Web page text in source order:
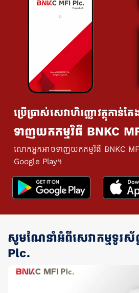
ប្រើប្រាស់សេវាហិរញ្ញាវត្ថុកាន់
ទាញយកកម្មវិធី BNKC
លោកអ្នកអាចទាញយកកម្មវិធី BNKC
Google Play។
សូមណែនាំអំពីសេវាកម្មទូរស័
Plc.